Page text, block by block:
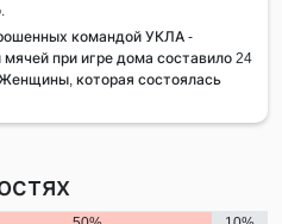
командой УКЛА -
при игре дома составило 24
которая состоялась